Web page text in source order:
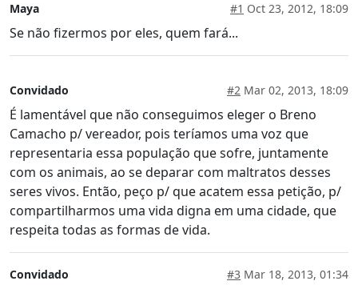
Maya #1 Oct 23, 2012, 18:09
Se não fizermos por eles, quem fará...
Convidado #2 Mar 02, 2013, 18:09
É lamentável que não conseguimos eleger o Breno
Camacho p/ vereador, pois teríamos uma voz que
representaria essa população que sofre, juntamente
com os animais, ao se deparar com maltratos desses
seres vivos. Então, peço p/ que acatem essa petição, p/
compartilharmos uma vida digna em uma cidade, que
respeita todas as formas de vida.
Convidado #3 Mar 18, 2013, 01:34